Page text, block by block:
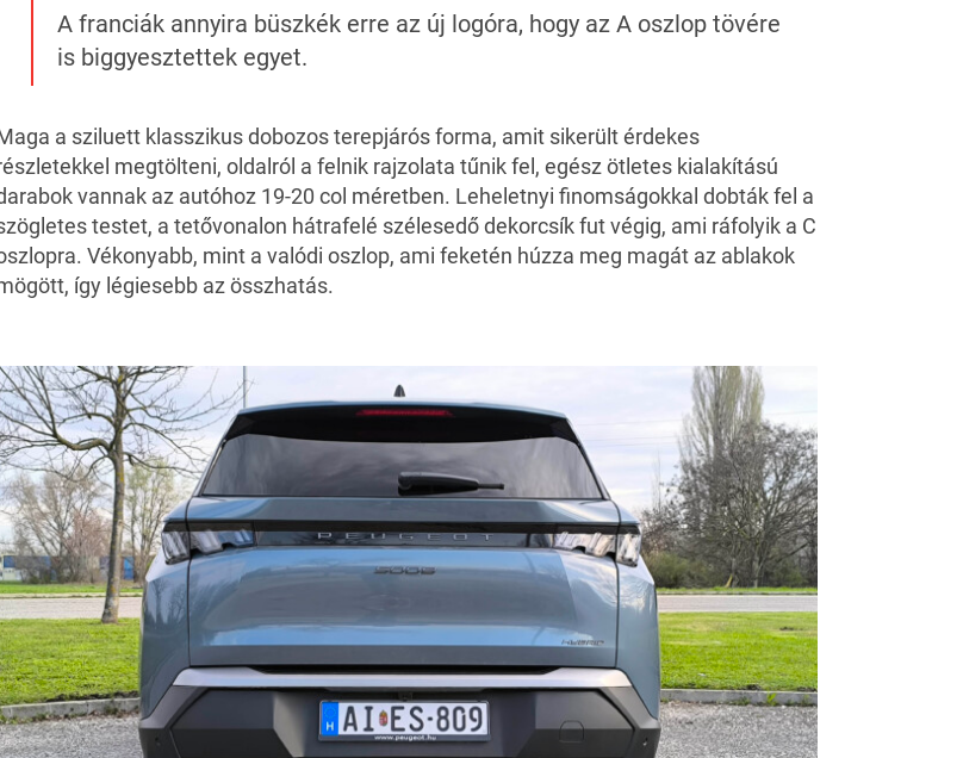
A franciák annyira büszkék erre az új logóra, hogy az A oszlop tövére
is biggyesztettek egyet.
a sziluett klasszikus dobozos terepjárós forma, amit sikerült érdekes
megtölteni, oldalról a felnik rajzolata tűnik fel, egész ötletes kialakítású
vannak az autóhoz 19-20 col méretben. Leheletnyi finomságokkal dobták fel a
testet, a tetővonalon hátrafelé szélesedő dekorcsík fut végig, ami ráfolyik a C
Vékonyabb, mint a valódi oszlop, ami feketén húzza meg magát az ablakok
így légiesebb az összhatás.